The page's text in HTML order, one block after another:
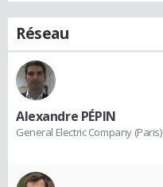
Réseau
Alexandre PÉPIN
General Electric Company (Paris)